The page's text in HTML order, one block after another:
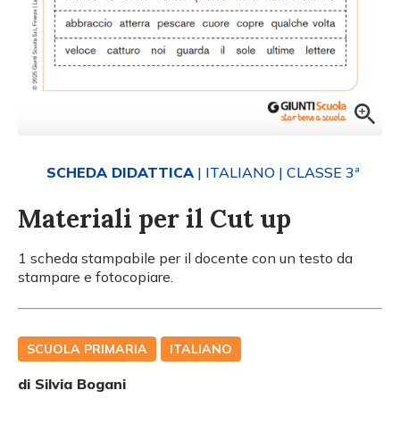
SCHEDA DIDATTICA | ITALIANO | CLASSE 3ª
Materiali per il Cut up
1 scheda stampabile per il docente con un testo da
stampare e fotocopiare.
SCUOLA PRIMARIA ITALIANO
di Silvia Bogani